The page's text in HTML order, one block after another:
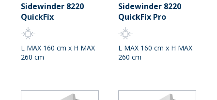
Sidewinder 8220
QuickFix
L MAX 160 cm x H MAX
260 cm
Sidewinder 8220
QuickFix Pro
L MAX 160 cm x H MAX
260 cm